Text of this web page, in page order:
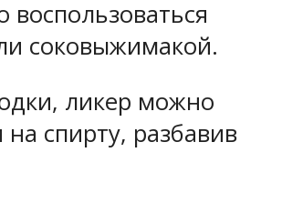
соковыжимакой.
ликер можно
на спирту, разбавив